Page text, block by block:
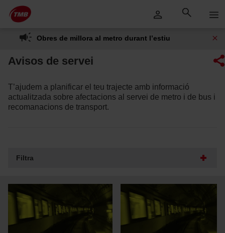
Salta al contingut principal
Saltar
al
contingut
Obres de millora al metro durant l’estiu
Avisos de servei
T’ajudem a planificar el teu trajecte amb informació
actualitzada sobre afectacions al servei de metro i de bus i
recomanacions de transport.
Filtra